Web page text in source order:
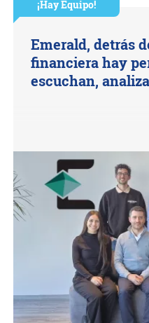
¡Hay Equipo!
Emerald, detrás
financiera hay
escuchan,